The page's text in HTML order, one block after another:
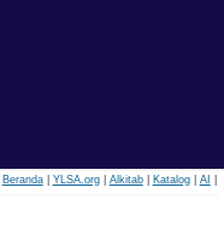
Beranda| YLSA.org| Alkitab| Katalog| AI